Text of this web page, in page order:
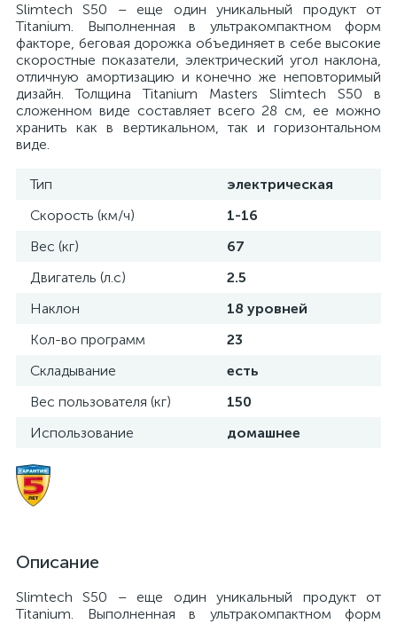
Slimtech S50 – еще один уникальный продукт от
Titanium. Выполненная в ультракомпактном форм
факторе, беговая дорожка объединяет в себе высокие
скоростные показатели, электрический угол наклона,
отличную амортизацию и конечно же неповторимый
дизайн. Толщина Titanium Masters Slimtech S50 в
сложенном виде составляет всего 28 см, ее можно
хранить как в вертикальном, так и горизонтальном
виде.
Тип
электрическая
Скорость (км/ч)
1-16
Вес (кг)
67
Двигатель (л.с)
2.5
Наклон
18 уровней
Кол-во программ
23
Складывание
есть
Вес пользователя (кг)
150
Использование
домашнее
Описание
Slimtech S50 – еще один уникальный продукт от
Titanium. Выполненная в ультракомпактном форм